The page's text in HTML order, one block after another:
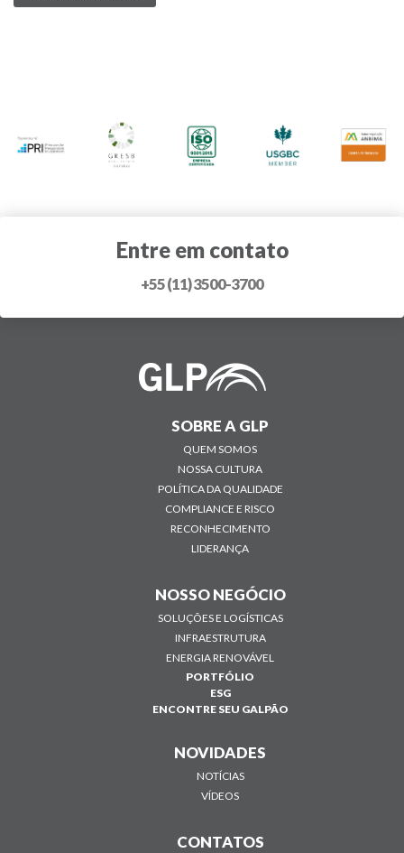
Entre em contato
+55 (11) 3500-3700
SOBRE A GLP
QUEM SOMOS
NOSSA CULTURA
POLÍTICA DA QUALIDADE
COMPLIANCE E RISCO
RECONHECIMENTO
LIDERANÇA
NOSSO NEGÓCIO
SOLUÇÕES E LOGÍSTICAS
INFRAESTRUTURA
ENERGIA RENOVÁVEL
PORTFÓLIO
ESG
ENCONTRE SEU GALPÃO
NOVIDADES
NOTÍCIAS
VÍDEOS
CONTATOS